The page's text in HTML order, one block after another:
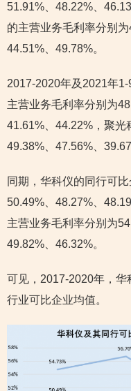
51.91%、48.22%、
的主营业务毛利率分别为
44.51%、49.78%。
2017-2020年及2021年
主营业务毛利率分别为
41.61%、44.22%，聚光
49.38%、47.56%、
同期，华科仪的同行可
50.49%、48.27%、
主营业务毛利率分别为
49.82%、46.32%。
可见，2017-2020年，华
行业可比企业均值。